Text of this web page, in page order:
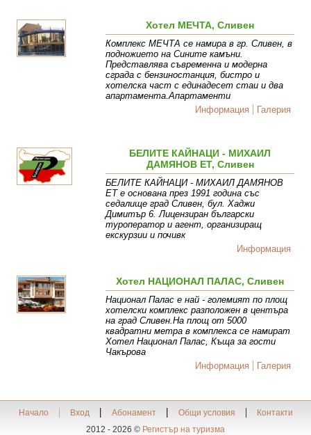
Хотел МЕЧТА, Сливен
Комплекс МЕЧТА се намира в гр. Сливен, в
подножието на Сините камъни.
Представлява съвременна и модерна
сграда с бензиностанция, бистро и
хотелска част с единадесет стаи и два
апартамента.Апартаменти
Информация
Галерия
БЕЛИТЕ КАЙНАЦИ - МИХАИЛ
ДАМЯНОВ ЕТ, Сливен
БЕЛИТЕ КАЙНАЦИ - МИХАИЛ ДАМЯНОВ
ЕТ е основана през 1991 година със
седалище град Сливен, бул. Хаджи
Димитър 6. Лицензиран български
туроператор и агент, организиращ
екскурзии и почивк
Информация
Хотел НАЦИОНАЛ ПАЛАС, Сливен
Национал Палас е най - големият по площ
хотелски комплекс разположен в центъра
на град Сливен.На площ от 5000
квадратни метра в комплекса се намират
Хотел Национал Палас, Къща за гости
Чакърова
Информация
Галерия
Начало Вход Абонамент Общи условия
Контакти
2012 - 2026 © Регистър на туризма